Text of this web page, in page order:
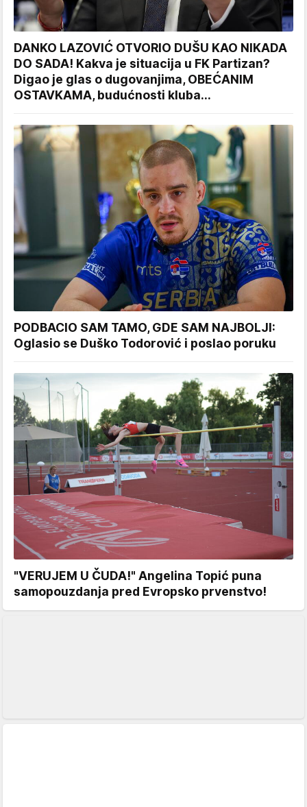
DANKO LAZOVIĆ OTVORIO DUŠU KAO NIKADA
DO SADA! Kakva je situacija u FK Partizan?
Digao je glas o dugovanjima, OBEĆANIM
OSTAVKAMA, budućnosti kluba...
PODBACIO SAM TAMO, GDE SAM NAJBOLJI:
Oglasio se Duško Todorović i poslao poruku
"VERUJEM U ČUDA!" Angelina Topić puna
samopouzdanja pred Evropsko prvenstvo!